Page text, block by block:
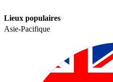
Lieux populaires​​
Asie-Pacifique​​